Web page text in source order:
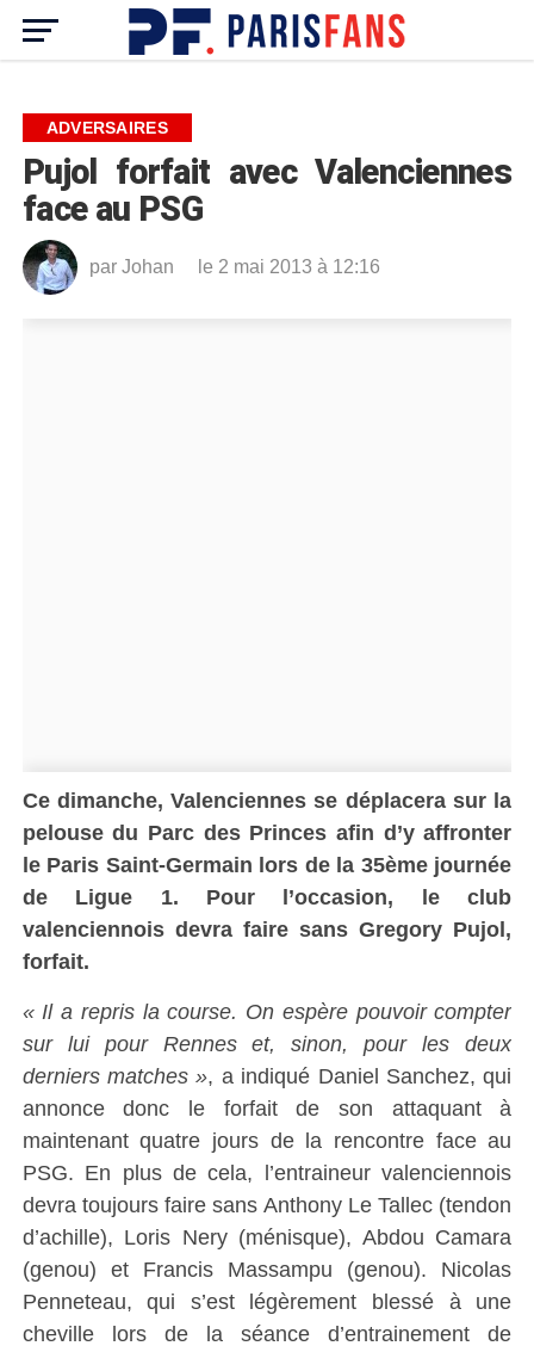
ADVERSAIRES
Pujol forfait avec Valenciennes
face au PSG
par Johan le 2 mai 2013 à 12:16
Ce dimanche, Valenciennes se déplacera sur la
pelouse du Parc des Princes afin d’y affronter
le Paris Saint-Germain lors de la 35ème journée
de Ligue 1. Pour l’occasion, le club
valenciennois devra faire sans Gregory Pujol,
forfait.
« Il a repris la course. On espère pouvoir compter
sur lui pour Rennes et, sinon, pour les deux
derniers matches », a indiqué Daniel Sanchez, qui
annonce donc le forfait de son attaquant à
maintenant quatre jours de la rencontre face au
PSG. En plus de cela, l’entraineur valenciennois
devra toujours faire sans Anthony Le Tallec (tendon
d’achille), Loris Nery (ménisque), Abdou Camara
(genou) et Francis Massampu (genou). Nicolas
Penneteau, qui s’est légèrement blessé à une
cheville lors de la séance d’entrainement de